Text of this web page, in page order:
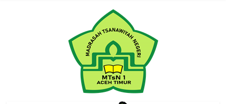
Masuki Tahun Ketiga, MTsN 1 Aceh Timur Perkuat Kapasitas
Guru untuk Hadirkan Inovasi Kelas Digital
Jejak yang Tertinggal – Part III
Jejak yang Tertinggal – Part II